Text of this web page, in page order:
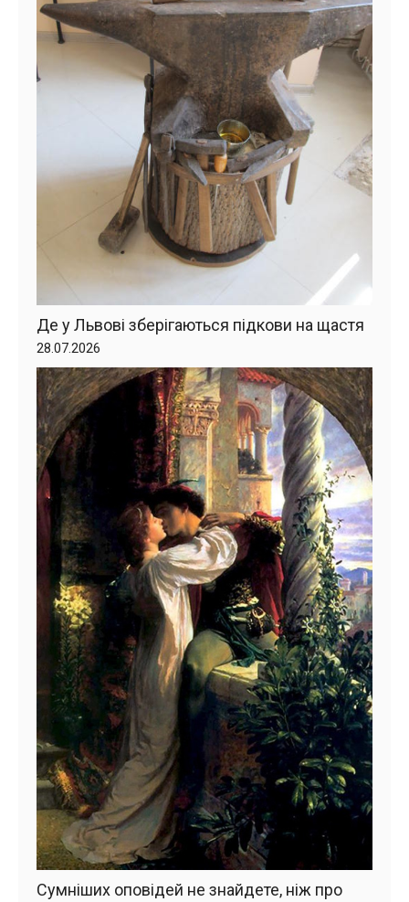
Де у Львові зберігаються підкови на щастя
28.07.2026
Сумніших оповідей не знайдете, ніж про